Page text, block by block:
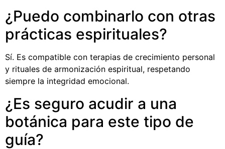
¿Puedo combinarlo con otras
prácticas espirituales?
Sí. Es compatible con terapias de crecimiento personal
y rituales de armonización espiritual, respetando
siempre la integridad emocional.
¿Es seguro acudir a una
botánica para este tipo de
guía?